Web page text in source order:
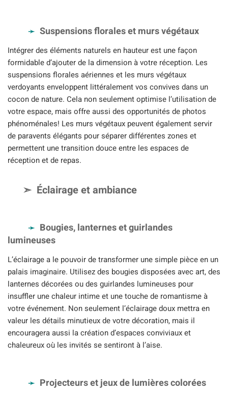
Suspensions florales et murs végétaux
Intégrer des éléments naturels en hauteur est une façon
formidable d’ajouter de la dimension à votre réception. Les
suspensions florales aériennes et les murs végétaux
verdoyants enveloppent littéralement vos convives dans un
cocon de nature. Cela non seulement optimise l’utilisation de
votre espace, mais offre aussi des opportunités de photos
phénoménales! Les murs végétaux peuvent également servir
de paravents élégants pour séparer différentes zones et
permettent une transition douce entre les espaces de
réception et de repas.
Éclairage et ambiance
Bougies, lanternes et guirlandes
lumineuses
L’éclairage a le pouvoir de transformer une simple pièce en un
palais imaginaire. Utilisez des bougies disposées avec art, des
lanternes décorées ou des guirlandes lumineuses pour
insuffler une chaleur intime et une touche de romantisme à
votre événement. Non seulement l’éclairage doux mettra en
valeur les détails minutieux de votre décoration, mais il
encouragera aussi la création d’espaces conviviaux et
chaleureux où les invités se sentiront à l’aise.
Projecteurs et jeux de lumières colorées